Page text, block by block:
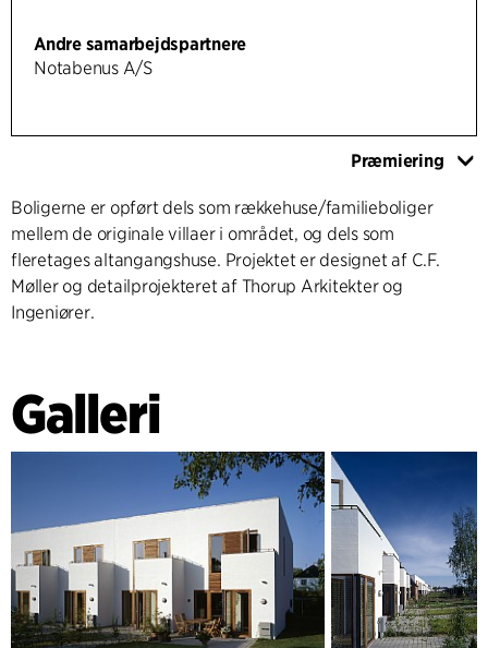
Andre samarbejdspartnere
Notabenus A/S
Præmiering
Boligerne er opført dels som rækkehuse/familieboliger
mellem de originale villaer i området, og dels som
fleretages altangangshuse. Projektet er designet af C.F.
Møller og detailprojekteret af Thorup Arkitekter og
Ingeniører.
Galleri